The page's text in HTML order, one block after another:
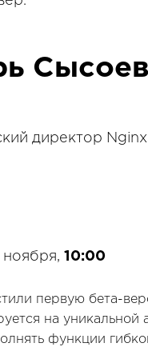
директор
ноября, 10:00
первую бета-
на уникальной
функции